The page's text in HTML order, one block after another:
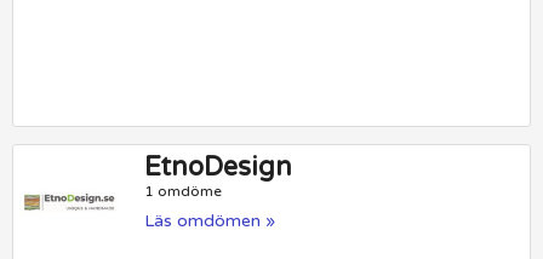
EtnoDesign
1 omdöme
Läs omdömen »